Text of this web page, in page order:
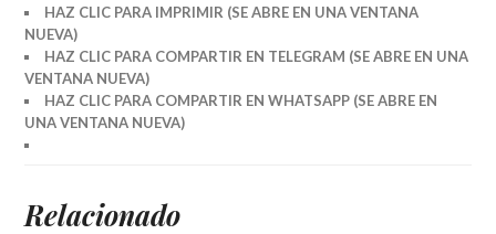
HAZ CLIC PARA IMPRIMIR (SE ABRE EN UNA VENTANA
NUEVA)
HAZ CLIC PARA COMPARTIR EN TELEGRAM (SE ABRE EN UNA
VENTANA NUEVA)
HAZ CLIC PARA COMPARTIR EN WHATSAPP (SE ABRE EN
UNA VENTANA NUEVA)
Relacionado